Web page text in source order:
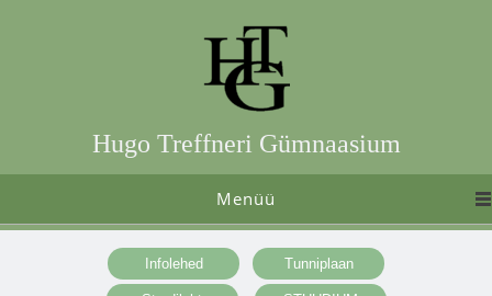
Hugo Treffneri Gümnaasium
Menüü